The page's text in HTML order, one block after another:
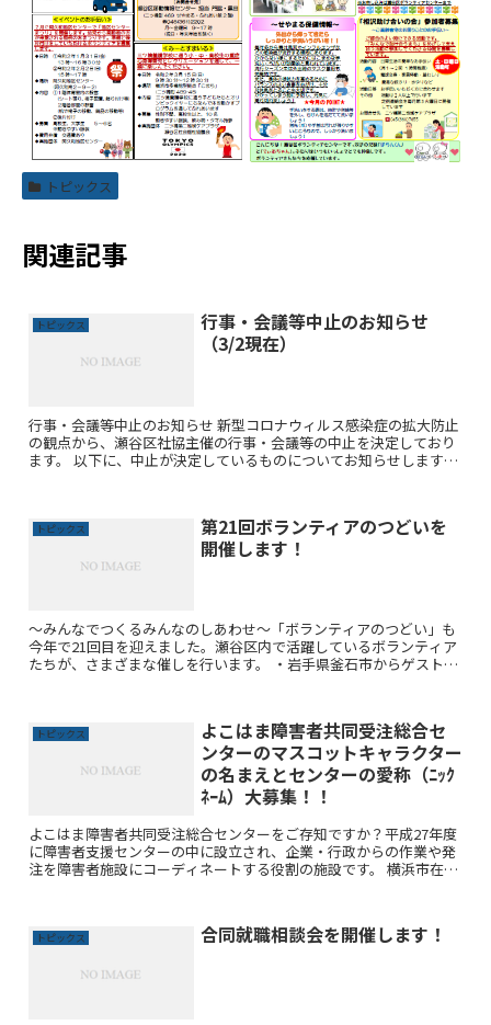
トピックス
関連記事
トピックス
行事・会議等中止のお知らせ
（3/2現在）
行事・会議等中止のお知らせ 新型コロナウィルス感染症の拡大防止
の観点から、瀬谷区社協主催の行事・会議等の中止を決定しており
ます。 以下に、中止が決定しているものについてお知らせします。
トピックス
第21回ボランティアのつどいを
開催します！
～みんなでつくるみんなのしあわせ～「ボランティアのつどい」も
今年で21回目を迎えました。瀬谷区内で活躍しているボランティア
たちが、さまざまな催しを行います。 ・岩手県釜石市からゲストを
トピックス
よこはま障害者共同受注総合セ
ンターのマスコットキャラクター
の名まえとセンターの愛称（ﾆｯｸ
ﾈｰﾑ）大募集！！
よこはま障害者共同受注総合センターをご存知ですか？平成27年度
に障害者支援センターの中に設立され、企業・行政からの作業や発
注を障害者施設にコーディネートする役割の施設です。 横浜市在
トピックス 合同就職相談会を開催します！